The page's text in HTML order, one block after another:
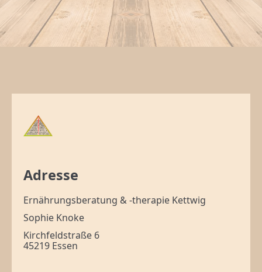
Adresse
Ernährungsberatung & -therapie Kettwig
Sophie Knoke
Kirchfeldstraße 6
45219 Essen